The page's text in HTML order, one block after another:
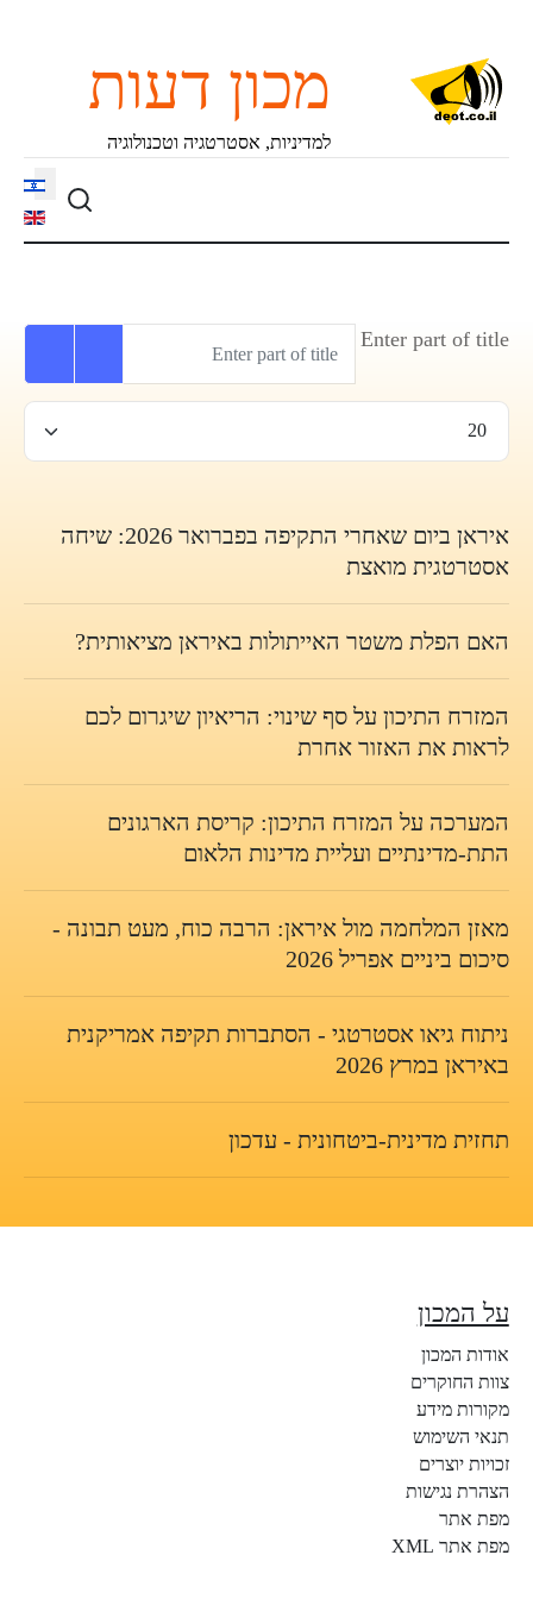
מכון דעות
למדיניות, אסטרטגיה וטכנולוגיה
Enter part of title
הצגת #
איראן ביום שאחרי התקיפה בפברואר 2026: שיחה
אסטרטגית מואצת
האם הפלת משטר האייתולות באיראן מציאותית?
המזרח התיכון על סף שינוי: הריאיון שיגרום לכם
לראות את האזור אחרת
המערכה על המזרח התיכון: קריסת הארגונים
התת-מדינתיים ועליית מדינות הלאום
מאזן המלחמה מול איראן: הרבה כוח, מעט תבונה -
סיכום ביניים אפריל 2026
ניתוח גיאו אסטרטגי - הסתברות תקיפה אמריקנית
באיראן במרץ 2026
תחזית מדינית-ביטחונית - עדכון
על המכון
אודות המכון
צוות החוקרים
מקורות מידע
תנאי השימוש
זכויות יוצרים
הצהרת נגישות
מפת אתר
מפת אתר XML